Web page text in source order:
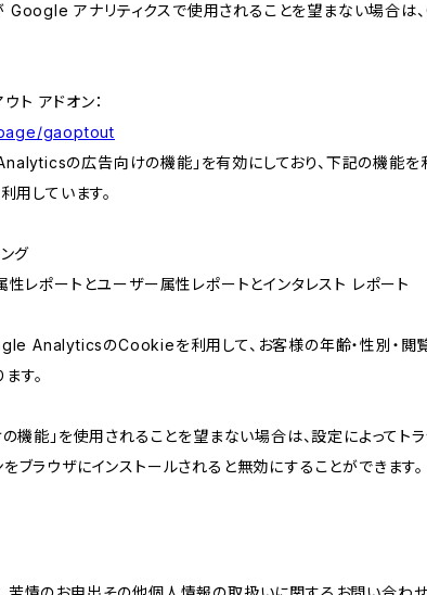
Google アナリティクスで使用されることを望まない場合
ト アドオン：
gaoptout
Analyticsの広告向けの機能」を有効にしており、下記の機
しています。
グ
ポートとユーザー属性レポートとインタレスト レポート
AnalyticsのCookieを利用して、お客様の年齢・性別・閲
す。
能」を使用されることを望まない場合は、設定によってト
ブラウザにインストールされると無効にすることができます。